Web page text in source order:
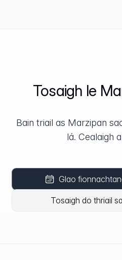
Tosaigh le
Bain triail as Marzipan
lá. Cealaigh
Glao
Tosaigh do thriail